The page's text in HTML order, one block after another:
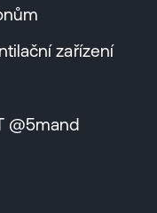
zařízení
@5mand